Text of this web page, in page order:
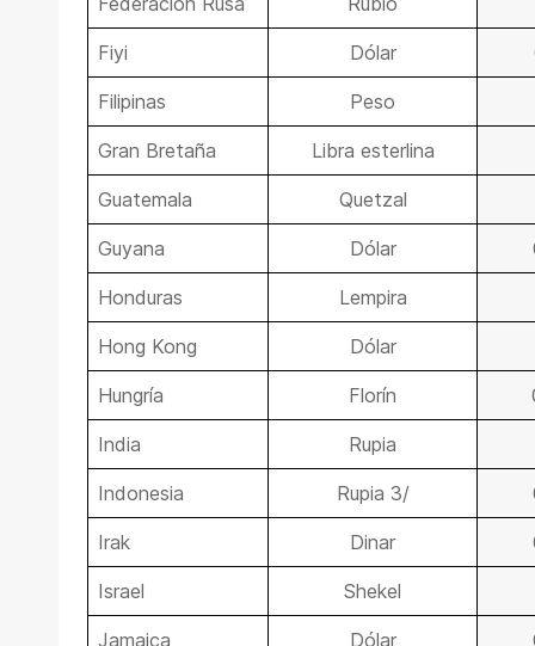
Fiyi Dólar
Filipinas Peso
Gran Bretaña Libra esterlina
Guatemala Quetzal
Guyana Dólar
Honduras Lempira
Hong Kong Dólar
Hungría Florín
India Rupia
Indonesia Rupia 3/
Irak Dinar
Israel Shekel
Jamaica Dólar